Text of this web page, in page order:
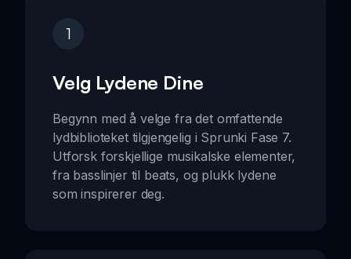
1
Velg Lydene Dine
Begynn med å velge fra det omfattende
lydbiblioteket tilgjengelig i Sprunki Fase 7.
Utforsk forskjellige musikalske elementer,
fra basslinjer til beats, og plukk lydene
som inspirerer deg.